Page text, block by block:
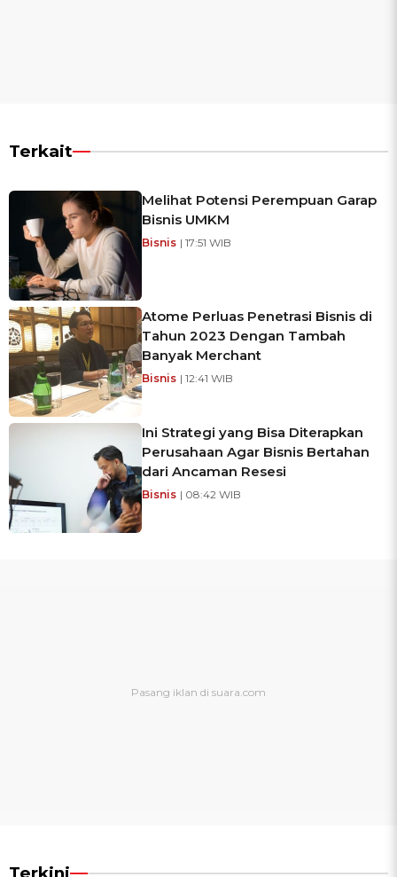
Terkait
Melihat Potensi Perempuan Garap
Bisnis UMKM
Bisnis | 17:51 WIB
Atome Perluas Penetrasi Bisnis di
Tahun 2023 Dengan Tambah
Banyak Merchant
Bisnis | 12:41 WIB
Ini Strategi yang Bisa Diterapkan
Perusahaan Agar Bisnis Bertahan
dari Ancaman Resesi
Bisnis | 08:42 WIB